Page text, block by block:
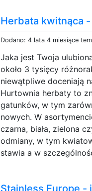
Herbata kwitnąca
Dodano: 4 lata 4 miesiące
Jaka jest Twoja
około 3 tysięcy
niewątpliwe doceniają
Hurtownia herbaty to
gatunków, w tym
nowych. W
czarna, biała, zielona
odmiany, w tym
stawia a w
Stainless Europe